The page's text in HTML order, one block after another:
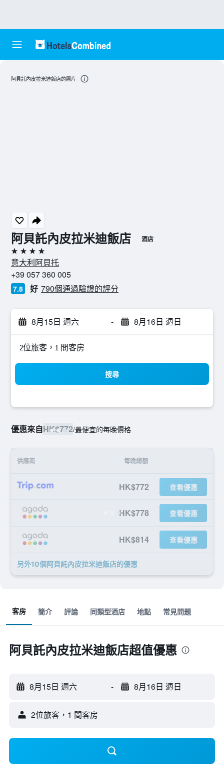
阿貝託內皮拉米迪飯店 酒店
4星級
意大利阿貝托
+39 057 360 005
7.8 好 790個通過驗證的評分
8月15日 週六 - 8月16日 週日
2位旅客，1 間客房
搜尋
優惠來自HK$772/最便宜的每晚價格
供應商 每晚總額
HK$772 查看優惠
HK$778 查看優惠
HK$814 查看優惠
另外10個阿貝託內皮拉米迪飯店​的優惠
阿貝託內皮拉米迪飯店的照片
客房 簡介 評論 同類型酒店 地點 常見問題
阿貝託內皮拉米迪飯店超值優惠
8月15日 週六 - 8月16日 週日
2位旅客，1 間客房